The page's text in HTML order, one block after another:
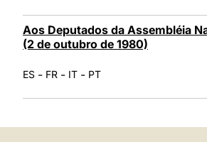
Aos Deputados da Assembléia
(2 de outubro de 1980)
ES - FR - IT - PT